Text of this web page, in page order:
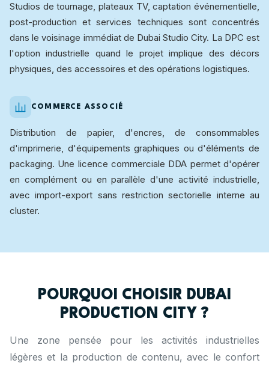
Studios de tournage, plateaux TV, captation événementielle,
post-production et services techniques sont concentrés
dans le voisinage immédiat de Dubai Studio City. La DPC est
l'option industrielle quand le projet implique des décors
physiques, des accessoires et des opérations logistiques.
COMMERCE ASSOCIÉ
Distribution de papier, d'encres, de consommables
d'imprimerie, d'équipements graphiques ou d'éléments de
packaging. Une licence commerciale DDA permet d'opérer
en complément ou en parallèle d'une activité industrielle,
avec import-export sans restriction sectorielle interne au
cluster.
POURQUOI CHOISIR DUBAI
PRODUCTION CITY ?
Une zone pensée pour les activités industrielles
légères et la production de contenu, avec le confort